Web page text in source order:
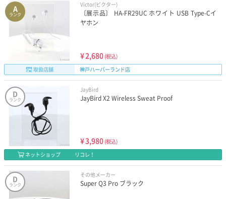
A
ランク
Victor(ビクター)
〔展示品〕 HA-FR29UC ホワイト USB Type-Cイ
ヤホン
¥2,680 (税込)
取扱店舗
神戸ハーバーランド店
D
ランク
JayBird
JayBird X2 Wireless Sweat Proof
¥3,980 (税込)
ネットショップ
リコレ！
D
ランク
その他メーカー
Super Q3 Pro ブラック